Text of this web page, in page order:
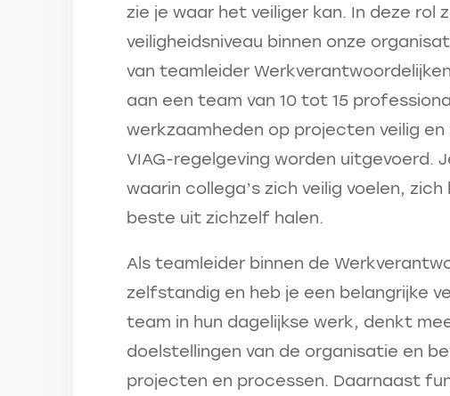
zie je waar het veiliger kan. In deze rol
veiligheidsniveau binnen onze
van teamleider
aan een team van 10 tot 15
werkzaamheden op projecten veilig en
VIAG-regelgeving worden uitgevoerd.
waarin collega’s zich veilig voelen,
beste uit zichzelf halen.
Als teamleider binnen de
zelfstandig en heb je een belangrijke
team in hun dagelijkse werk, denkt
doelstellingen van de organisatie en
projecten en processen. Daarnaast